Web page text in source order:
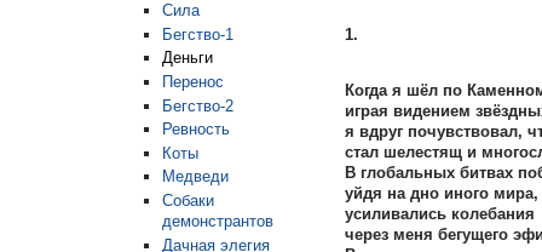
Сила
Бегство-1
Деньги
Перенос
Бегство-2
Ревность
Коты
Медведи
Собаки
демонстрантов
Дачная элегия
1.
Когда я шёл по
играя видением
я вдруг почувствовал,
стал шелестящ и
В глобальных битвах
уйдя на дно иного мира,
усиливались колебания
через меня бегущего